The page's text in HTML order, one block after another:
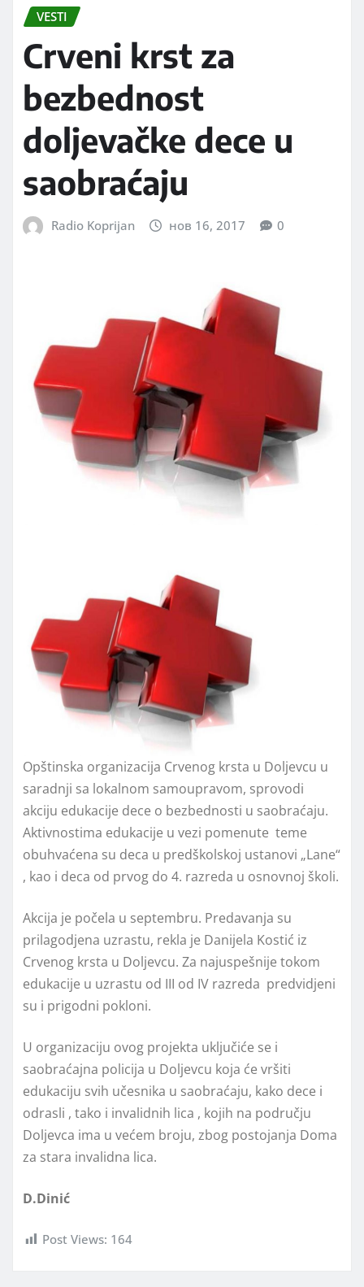
VESTI
Crveni krst za
bezbednost
doljevačke dece u
saobraćaju
Radio Koprijan нов 16, 2017 0
Opštinska organizacija Crvenog krsta u Doljevcu u
saradnji sa lokalnom samoupravom, sprovodi
akciju edukacije dece o bezbednosti u saobraćaju.
Aktivnostima edukacije u vezi pomenute teme
obuhvaćena su deca u predškolskoj ustanovi „Lane“
, kao i deca od prvog do 4. razreda u osnovnoj školi.
Akcija je počela u septembru. Predavanja su
prilagodjena uzrastu, rekla je Danijela Kostić iz
Crvenog krsta u Doljevcu. Za najuspešnije tokom
edukacije u uzrastu od III od IV razreda predvidjeni
su i prigodni pokloni.
U organizaciju ovog projekta uključiće se i
saobraćajna policija u Doljevcu koja će vršiti
edukaciju svih učesnika u saobraćaju, kako dece i
odrasli , tako i invalidnih lica , kojih na području
Doljevca ima u većem broju, zbog postojanja Doma
za stara invalidna lica.
D.Dinić
Post Views: 164